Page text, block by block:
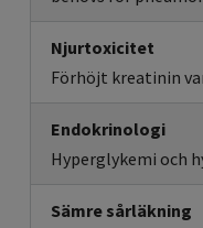
Njurtoxicitet
Förhöjt kreatinin
Endokrinologi
Hyperglykemi och
Sämre sårläkning